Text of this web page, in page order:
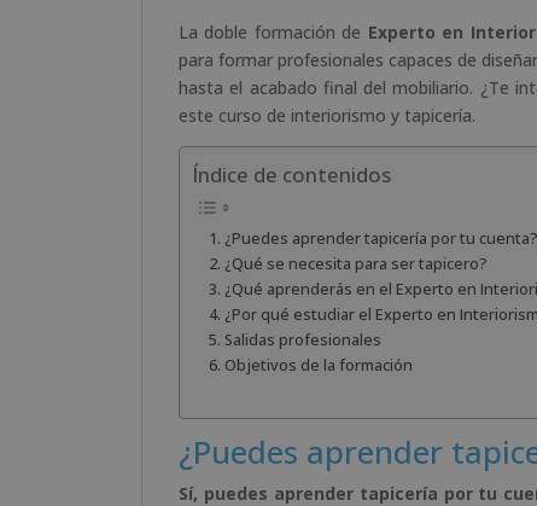
La doble formación de Experto en
para formar profesionales capaces de
hasta el acabado final del mobiliario. ¿Te
este curso de interiorismo y tapicería.
Índice de contenidos
¿Puedes aprender tapicería por tu cuenta?
¿Qué se necesita para ser tapicero?
¿Qué aprenderás en el Experto en
¿Por qué estudiar el Experto en
Salidas profesionales
Objetivos de la formación
¿Puedes aprender
Sí, puedes aprender tapicería por tu